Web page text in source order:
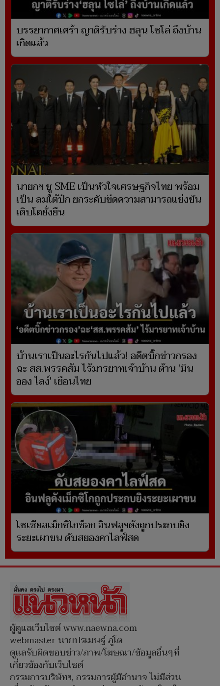
บรรยากาศเศร้า ญาติรับร่าง ฮลุน โซโล่ ถึงบ้าน
เกิดแล้ว
นายกฯ ชู SME เป็นหัวใจเศรษฐกิจไทย พร้อม
เป็น ลมใต้ปีก ยกระดับขีดความสามารถแข่งขัน
เติบโตยั่งยืน
บ้านเราเป็นอะไรกันไปแล้ว! อดีตบิ๊กข่าวกรอง
ฉะ สส.พรรคส้ม ไร้มารยาทเจ้าบ้าน ต้าน 'มิน
ออง ไลง์' เยือนไทย
โซเชียลเม็กซิโกช็อก อินฟลูฯดังถูกประกบยิง
ระยะเผาขน ดับสยองคาไลฟ์สด
ผู้ดูแลเว็บไซต์ www.naewna.com
webmaster นายปรเมษฐ์ ภู่โต
ดูแลรับผิดชอบข่าว/ภาพ/โฆษณา/ข้อมูลอื่นๆที่
เกี่ยวข้องกับเว็บไซต์
กรรมการบริษัทฯ, กรรมการผู้มีอำนาจ ไม่มีส่วน